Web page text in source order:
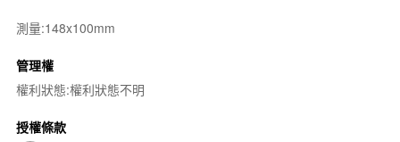
測量:148x100mm
管理權
權利狀態:權利狀態不明
授權條款